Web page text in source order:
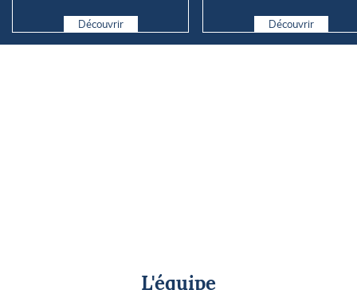
Découvrir Découvrir
L'équipe